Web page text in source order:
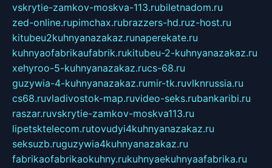
vskrytie-zamkov-moskva-113.rubiletnadom.ru
zed-online.rupimchax.rubrazzers-hd.ruz-host.ru
kitubeu2kuhnyanazakaz.runaperekate.ru
kuhnyaofabrikaufabrik.rukitubeu-2-kuhnyanazakaz.ru
xehyroo-5-kuhnyanazakaz.rucs-68.ru
guzywia-4-kuhnyanazakaz.rumir-tk.ruvlknrussia.ru
cs68.ruvladivostok-map.ruvideo-seks.rubankaribi.ru
raszar.ruvskrytie-zamkov-moskva113.ru
lipetsktelecom.rutovudyi4kuhnyanazakaz.ru
seksuzb.ruguzywia4kuhnyanazakaz.ru
fabrikaofabrikaokuhny.rukuhnyaekuhnyaafabrika.ru